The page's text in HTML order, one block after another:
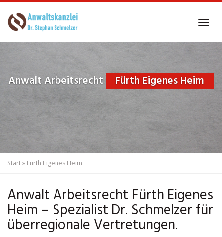
to
Anwalt Arbeitsrecht Fürth Eigenes Heim
Start» Fürth Eigenes Heim
Anwalt Arbeitsrecht Fürth Eigenes
Heim – Spezialist Dr. Schmelzer für
überregionale Vertretungen.